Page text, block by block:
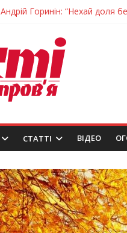
Жінки, які повертають життя: у
Дніпро стане головним
Засинання після півночі
СТАТТІ ВIДЕО